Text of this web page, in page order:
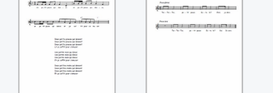
Un petit pouce qui
Petit pouce